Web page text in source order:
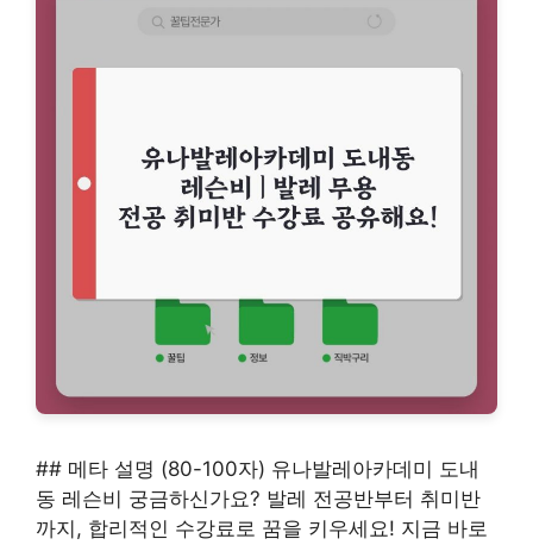
## 메타 설명 (80-100자) 유나발레아카데미 도내
동 레슨비 궁금하신가요? 발레 전공반부터 취미반
까지, 합리적인 수강료로 꿈을 키우세요! 지금 바로